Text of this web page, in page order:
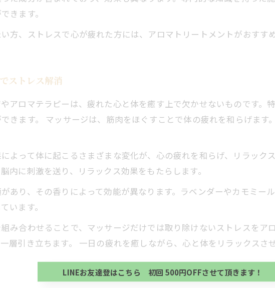
きます。
方、ストレスで心が疲れた方には、アロマトリートメントがおすすめ
ストレス解消
アロマテラピーは、疲れた心と体を癒す上で欠かせないものです。
きます。 マッサージは、筋肉をほぐすことで体の疲れを和らげま
よって体に起こるさまざまな変化が、心の疲れを和らげ、リラック
内に刺激を送り、リラックス効果をもたらします。
あり、その香りによって効能が異なります。ラベンダーやカモミー
います。
み合わせることで、マッサージだけでは取り除けないストレスをア
層引き立ちます。 一日の疲れを癒しながら、心と体をリラックス
初回 500円OFFさせて頂きます。 既に 追加済の
方、不必要な方 お手数ですが、✖印でお閉じ下さい。
当サロンの公式LINE@にお友達登録頂いたお客様は
初回 500円OFFさせて頂きます。 既に 追加済の
LINEお友達登はこちら 初回 500円OFFさせて頂きます！